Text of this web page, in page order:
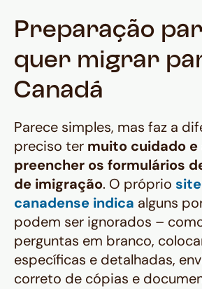
Preparação
quer migrar
Canadá
Parece simples, mas faz a
preciso ter muito cuidado
preencher os formulários
de imigração. O próprio
canadense indica alguns
podem ser ignorados –
perguntas em branco,
específicas e detalhadas,
correto de cópias e